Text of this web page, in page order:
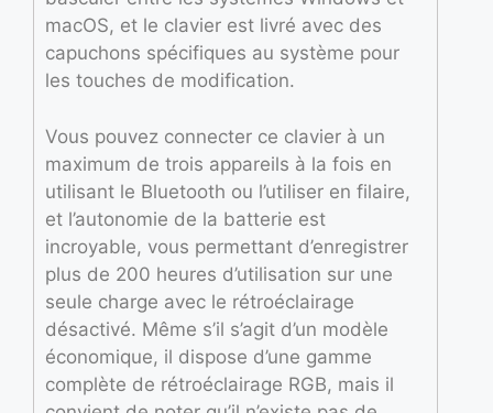
macOS, et le clavier est livré avec des
capuchons spécifiques au système pour
les touches de modification.
Vous pouvez connecter ce clavier à un
maximum de trois appareils à la fois en
utilisant le Bluetooth ou l’utiliser en filaire,
et l’autonomie de la batterie est
incroyable, vous permettant d’enregistrer
plus de 200 heures d’utilisation sur une
seule charge avec le rétroéclairage
désactivé. Même s’il s’agit d’un modèle
économique, il dispose d’une gamme
complète de rétroéclairage RGB, mais il